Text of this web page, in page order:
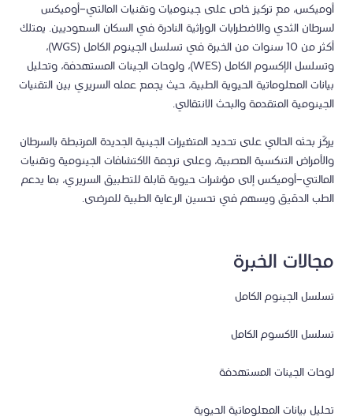
أوميكس، مع تركيز خاص على جينوميات وتقنيات المالتي-أوميكس
لسرطان الثدي والاضطرابات الوراثية النادرة في السكان السعوديين. يمتلك
أكثر من 10 سنوات من الخبرة في تسلسل الجينوم الكامل (WGS)،
وتسلسل الإكسوم الكامل (WES)، ولوحات الجينات المستهدفة، وتحليل
بيانات المعلوماتية الحيوية الطبية، حيث يجمع عمله السريري بين التقنيات
الجينومية المتقدمة والبحث الانتقالي.
يركّز بحثه الحالي على تحديد المتغيرات الجينية الجديدة المرتبطة بالسرطان
والأمراض التنكسية العصبية، وعلى ترجمة الاكتشافات الجينومية وتقنيات
المالتي-أوميكس إلى مؤشرات حيوية قابلة للتطبيق السريري، بما يدعم
الطب الدقيق ويسهم في تحسين الرعاية الطبية للمرضى.
مجالات الخبرة
تسلسل الجينوم الكامل
تسلسل الاكسوم الكامل
لوحات الجينات المستهدفة
تحليل بيانات المعلوماتية الحيوية